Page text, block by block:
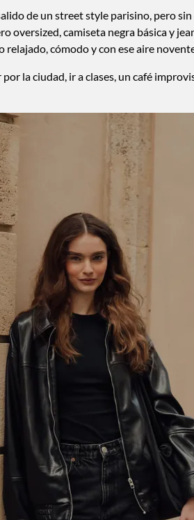
de un street style parisino, pero
oversized, camiseta negra básica y
cómodo y con ese aire
la ciudad, ir a clases, un café